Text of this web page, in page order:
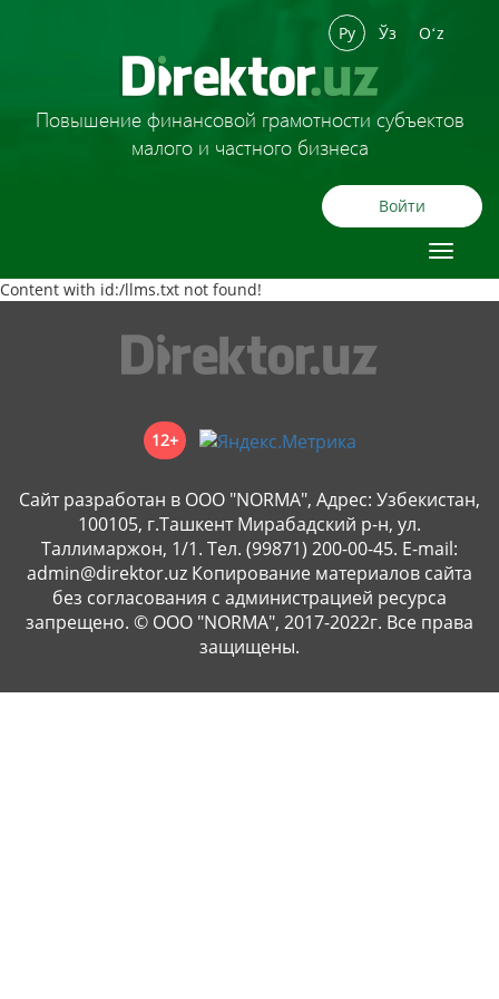
Ру Ўз Oʻz
Повышение финансовой грамотности субъектов
малого и частного бизнеса
Войти
Toggle
Content with id:/llms.txt not found!
12+
Сайт разработан в ООО "NORMA", Адрес: Узбекистан,
100105, г.Ташкент Мирабадский р-н, ул.
Таллимаржон, 1/1. Тел. (99871) 200-00-45. E-mail:
admin@direktor.uz Копирование материалов сайта
без согласования с администрацией ресурса
запрещено. © ООО "NORMA", 2017-2022г. Все права
защищены.